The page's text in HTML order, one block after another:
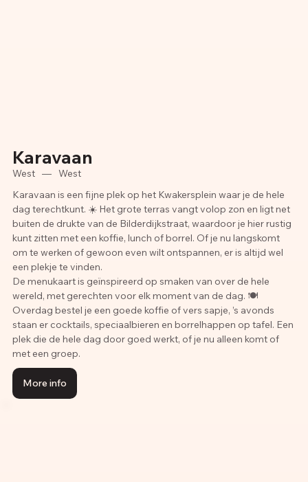
Karavaan
West — West
Karavaan is een fijne plek op het Kwakersplein waar je de hele
dag terechtkunt. ☀️ Het grote terras vangt volop zon en ligt net
buiten de drukte van de Bilderdijkstraat, waardoor je hier rustig
kunt zitten met een koffie, lunch of borrel. Of je nu langskomt
om te werken of gewoon even wilt ontspannen, er is altijd wel
een plekje te vinden.
De menukaart is geïnspireerd op smaken van over de hele
wereld, met gerechten voor elk moment van de dag. 🍽️
Overdag bestel je een goede koffie of vers sapje, ’s avonds
staan er cocktails, speciaalbieren en borrelhappen op tafel. Een
plek die de hele dag door goed werkt, of je nu alleen komt of
met een groep.
More info